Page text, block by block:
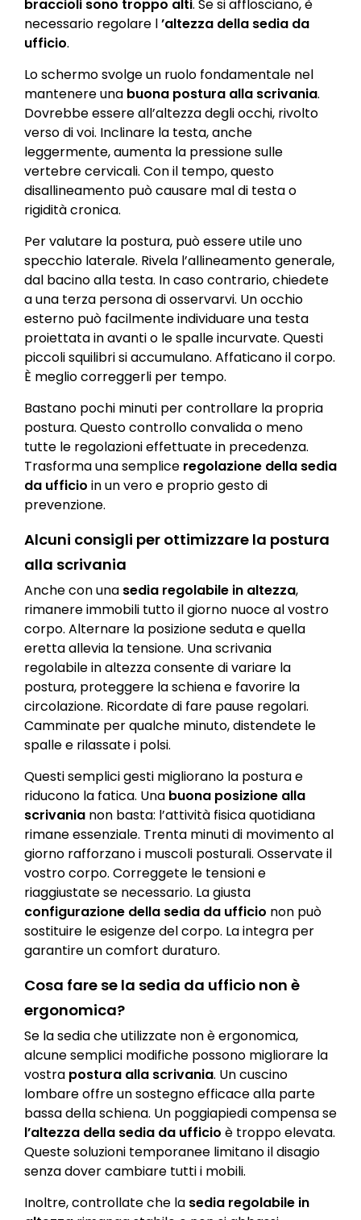
braccioli sono troppo alti. Se si afflosciano, è
necessario regolare l’altezza della sedia da
ufficio.
Lo schermo svolge un ruolo fondamentale nel
mantenere una buona postura alla scrivania.
Dovrebbe essere all’altezza degli occhi, rivolto
verso di voi. Inclinare la testa, anche
leggermente, aumenta la pressione sulle
vertebre cervicali. Con il tempo, questo
disallineamento può causare mal di testa o
rigidità cronica.
Per valutare la postura, può essere utile uno
specchio laterale. Rivela l’allineamento generale,
dal bacino alla testa. In caso contrario, chiedete
a una terza persona di osservarvi. Un occhio
esterno può facilmente individuare una testa
proiettata in avanti o le spalle incurvate. Questi
piccoli squilibri si accumulano. Affaticano il corpo.
È meglio correggerli per tempo.
Bastano pochi minuti per controllare la propria
postura. Questo controllo convalida o meno
tutte le regolazioni effettuate in precedenza.
Trasforma una semplice regolazione della sedia
da ufficio in un vero e proprio gesto di
prevenzione.
Alcuni consigli per ottimizzare la postura
alla scrivania
Anche con una sedia regolabile in altezza,
rimanere immobili tutto il giorno nuoce al vostro
corpo. Alternare la posizione seduta e quella
eretta allevia la tensione. Una scrivania
regolabile in altezza consente di variare la
postura, proteggere la schiena e favorire la
circolazione. Ricordate di fare pause regolari.
Camminate per qualche minuto, distendete le
spalle e rilassate i polsi.
Questi semplici gesti migliorano la postura e
riducono la fatica. Una buona posizione alla
scrivania non basta: l’attività fisica quotidiana
rimane essenziale. Trenta minuti di movimento al
giorno rafforzano i muscoli posturali. Osservate il
vostro corpo. Correggete le tensioni e
riaggiustate se necessario. La giusta
configurazione della sedia da ufficio non può
sostituire le esigenze del corpo. La integra per
garantire un comfort duraturo.
Cosa fare se la sedia da ufficio non è
ergonomica?
Se la sedia che utilizzate non è ergonomica,
alcune semplici modifiche possono migliorare la
vostra postura alla scrivania. Un cuscino
lombare offre un sostegno efficace alla parte
bassa della schiena. Un poggiapiedi compensa se
l’altezza della sedia da ufficio è troppo elevata.
Queste soluzioni temporanee limitano il disagio
senza dover cambiare tutti i mobili.
Inoltre, controllate che la sedia regolabile in